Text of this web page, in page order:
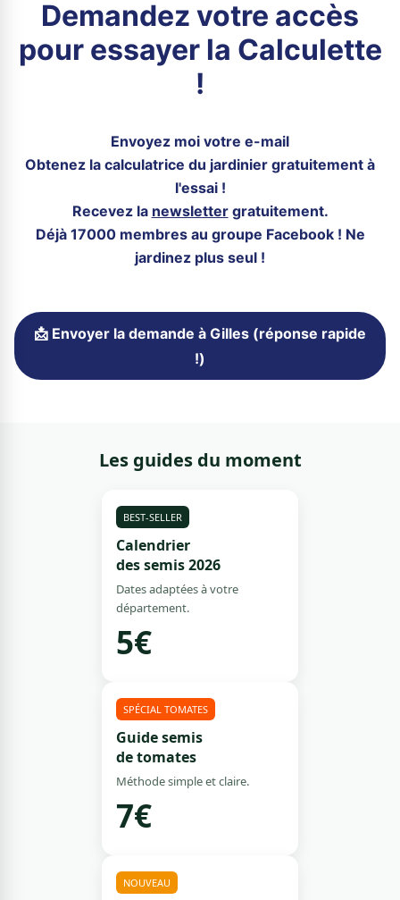
Demandez votre accès
pour essayer la Calculette
!
Envoyez moi votre e-mail
Obtenez la calculatrice du jardinier gratuitement à
l'essai !
Recevez la newslettergratuitement.
Déjà 17000 membres au groupe Facebook ! Ne
jardinez plus seul !
📩 Envoyer la demande à Gilles (réponse rapide
!)
Les guides du moment
BEST-SELLER
Calendrier
des semis 2026
Dates adaptées à votre
département.
5€
SPÉCIAL TOMATES
Guide semis
de tomates
Méthode simple et claire.
7€
NOUVEAU